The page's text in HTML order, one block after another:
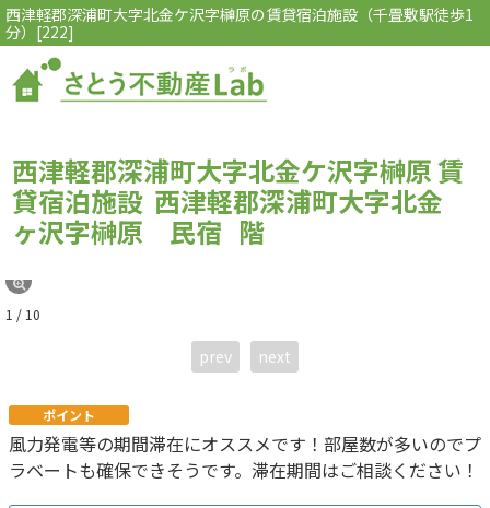
西津軽郡深浦町大字北金ケ沢字榊原の賃貸宿泊施設（千畳敷駅徒歩1
分）[222]
西津軽郡深浦町大字北金ケ沢字榊原 賃
貸宿泊施設 西津軽郡深浦町大字北金
ヶ沢字榊原 民宿 階
1 / 10
prev next
ポイント
風力発電等の期間滞在にオススメです！部屋数が多いのでプ
ラベートも確保できそうです。滞在期間はご相談ください！